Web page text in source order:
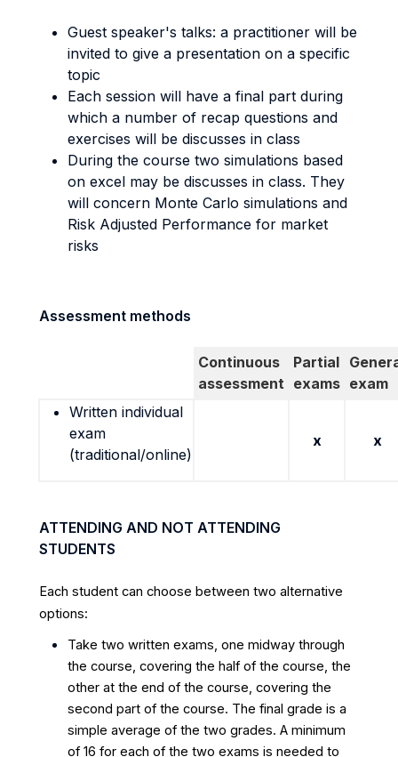
Guest speaker's talks: a practitioner will be
invited to give a presentation on a specific
topic
Each session will have a final part during
which a number of recap questions and
exercises will be discusses in class
During the course two simulations based
on excel may be discusses in class. They
will concern Monte Carlo simulations and
Risk Adjusted Performance for market
risks
Assessment methods
Continuous
assessment
Partial
exams exam
Written individual
exam
(traditional/online)
x x
ATTENDING AND NOT ATTENDING
STUDENTS
Each student can choose between two alternative
options:
Take two written exams, one midway through
the course, covering the half of the course, the
other at the end of the course, covering the
second part of the course. The final grade is a
simple average of the two grades. A minimum
of 16 for each of the two exams is needed to